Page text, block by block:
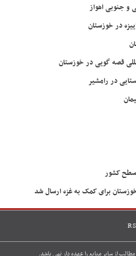
و جنوبی اهواز
قصه گویی در خوزستان
در رامشیر
سطح کشور
برای کمک به غزه ارسال شد
از سایر منابع را عهده دار نمی باشد.